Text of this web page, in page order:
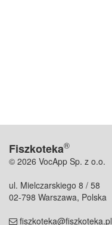
Fiszkoteka®
© 2026 VocApp Sp. z o.o.
ul. Mielczarskiego 8 / 58
02-798 Warszawa, Polska
fiszkoteka@fiszkoteka.pl